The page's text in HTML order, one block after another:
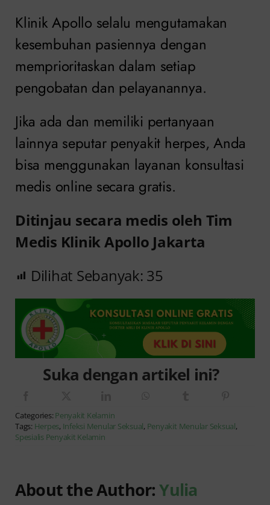
Klinik Apollo selalu mengutamakan
kesembuhan pasiennya dengan
memprioritaskan dalam setiap
pengobatan dan pelayanannya.
Jika ada dan memiliki pertanyaan
lainnya seputar penyakit herpes, Anda
bisa menggunakan layanan konsultasi
medis online secara gratis.
Ditinjau secara medis oleh Tim
Medis Klinik Apollo Jakarta
Dilihat Sebanyak: 35
Suka dengan artikel ini?
Categories: Penyakit Kelamin
Tags: Herpes, Infeksi Menular Seksual, Penyakit Menular Seksual,
Spesialis Penyakit Kelamin
About the Author:Yulia